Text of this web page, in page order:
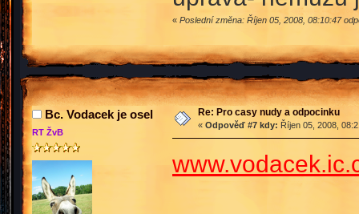
« Poslední změna: Říjen 05, 2008, 08:10:47
Bc. Vodacek je osel
RT ŽvB
Re: Pro casy nudy a odpocinku
« Odpověď #7 kdy: Říjen 05, 2008,